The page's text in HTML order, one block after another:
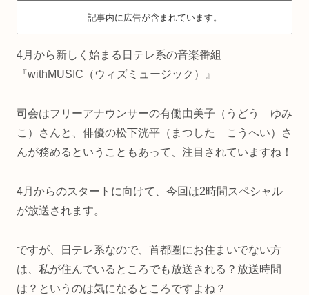
記事内に広告が含まれています。
4月から新しく始まる日テレ系の音楽番組
『withMUSIC（ウィズミュージック）』
司会はフリーアナウンサーの有働由美子（うどう ゆみ
こ）さんと、俳優の松下洸平（まつした こうへい）さ
んが務めるということもあって、注目されていますね！
4月からのスタートに向けて、今回は2時間スペシャル
が放送されます。
ですが、日テレ系なので、首都圏にお住まいでない方
は、私が住んでいるところでも放送される？放送時間
は？というのは気になるところですよね？